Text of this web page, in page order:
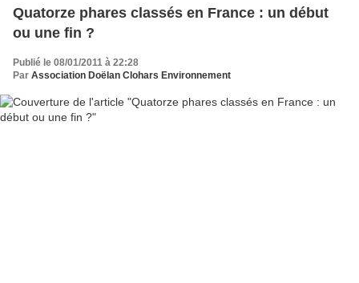
Quatorze phares classés en France : un début
ou une fin ?
Publié le 08/01/2011 à 22:28
Par Association Doëlan Clohars Environnement